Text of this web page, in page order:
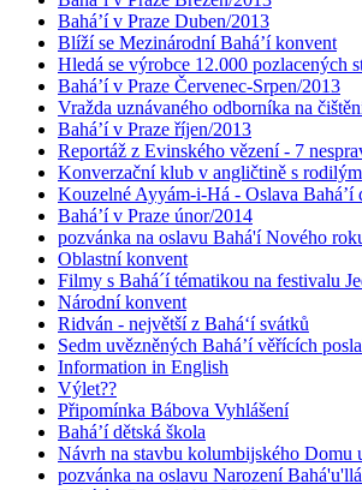
Bahá’í v Praze Duben/2013
Blíží se Mezinárodní Bahá’í konvent
Hledá se výrobce 12.000 pozlacených
Bahá’í v Praze Červenec-Srpen/2013
Vražda uznávaného odborníka na
Bahá’í v Praze říjen/2013
Reportáž z Evinského vězení - 7
Konverzační klub v angličtině s
Kouzelné Ayyám-i-Há - Oslava Bahá’í
Bahá’í v Praze únor/2014
pozvánka na oslavu Bahá'í Nového
Oblastní konvent
Filmy s Bahá´í tématikou na festivalu
Národní konvent
Ridván - největší z Bahá‘í svátků
Sedm uvězněných Bahá’í věřících
Information in English
Výlet??
Připomínka Bábova Vyhlášení
Bahá’í dětská škola
Návrh na stavbu kolumbijského Domu
pozvánka na oslavu Narození